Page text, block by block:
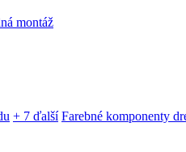
montáž
+ 7 ďalší Farebné komponenty